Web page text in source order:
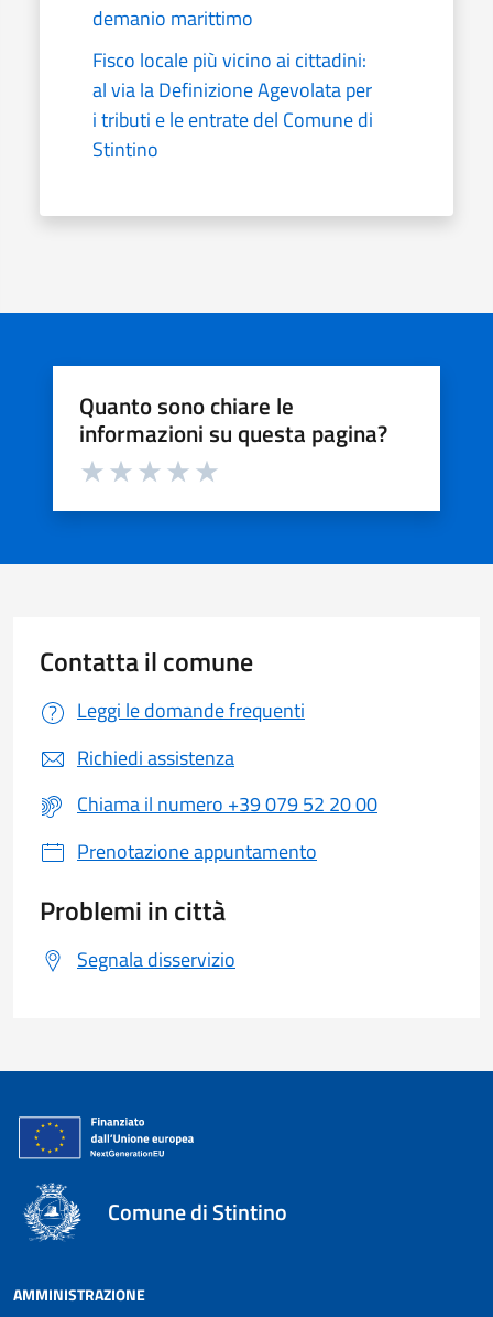
demanio marittimo
Fisco locale più vicino ai cittadini:
al via la Definizione Agevolata per
i tributi e le entrate del Comune di
Stintino
Quanto sono chiare le
informazioni su questa pagina?
Valuta da 1 a 5 stelle la pagina
Contatta il comune
Leggi le domande frequenti
Richiedi assistenza
Chiama il numero +39 079 52 20 00
Prenotazione appuntamento
Problemi in città
Segnala disservizio
Comune di Stintino
AMMINISTRAZIONE